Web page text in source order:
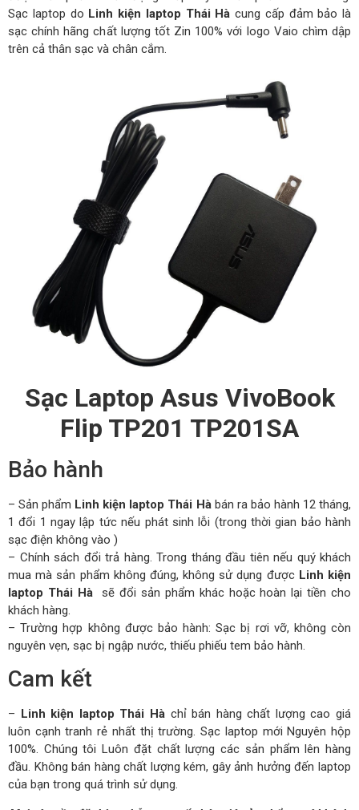
Sạc laptop do Linh kiện laptop Thái Hà cung cấp đảm bảo là
sạc chính hãng chất lượng tốt Zin 100% với logo Vaio chìm dập
trên cả thân sạc và chân cắm.
Sạc Laptop Asus VivoBook
Flip TP201 TP201SA
Bảo hành
– Sản phẩm Linh kiện laptop Thái Hà bán ra bảo hành 12 tháng,
1 đổi 1 ngay lập tức nếu phát sinh lỗi (trong thời gian bảo hành
sạc điện không vào )
– Chính sách đổi trả hàng. Trong tháng đầu tiên nếu quý khách
mua mà sản phẩm không đúng, không sử dụng được Linh kiện
laptop Thái Hàsẽ đổi sản phẩm khác hoặc hoàn lại tiền cho
khách hàng.
– Trường hợp không được bảo hành: Sạc bị rơi vỡ, không còn
nguyên vẹn, sạc bị ngập nước, thiếu phiếu tem bảo hành.
Cam kết
– Linh kiện laptop Thái Hàchỉ bán hàng chất lượng cao giá
luôn cạnh tranh rẻ nhất thị trường. Sạc laptop mới Nguyên hộp
100%. Chúng tôi Luôn đặt chất lượng các sản phẩm lên hàng
đầu. Không bán hàng chất lượng kém, gây ảnh hưởng đến laptop
của bạn trong quá trình sử dụng.